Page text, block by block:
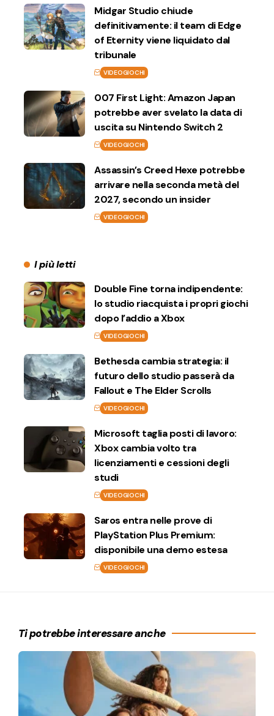
Midgar Studio chiude
definitivamente: il team di Edge
of Eternity viene liquidato dal
tribunale
VIDEOGIOCHI
007 First Light: Amazon Japan
potrebbe aver svelato la data di
uscita su Nintendo Switch 2
VIDEOGIOCHI
Assassin’s Creed Hexe potrebbe
arrivare nella seconda metà del
2027, secondo un insider
VIDEOGIOCHI
I più letti
Double Fine torna indipendente:
lo studio riacquista i propri giochi
dopo l’addio a Xbox
VIDEOGIOCHI
Bethesda cambia strategia: il
futuro dello studio passerà da
Fallout e The Elder Scrolls
VIDEOGIOCHI
Microsoft taglia posti di lavoro:
Xbox cambia volto tra
licenziamenti e cessioni degli
studi
VIDEOGIOCHI
Saros entra nelle prove di
PlayStation Plus Premium:
disponibile una demo estesa
VIDEOGIOCHI
Ti potrebbe interessare anche